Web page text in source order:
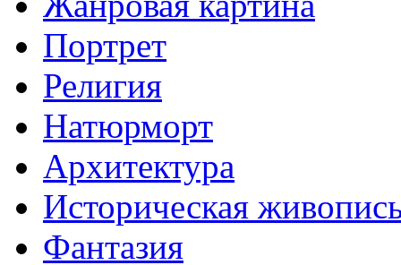
Портрет
Религия
Натюрморт
Архитектура
Историческая
Фантазия